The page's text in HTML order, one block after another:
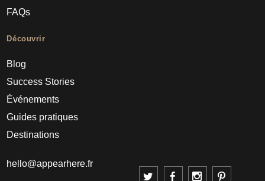
FAQs
Découvrir
Blog
Success Stories
Événements
Guides pratiques
Destinations
hello@appearhere.fr